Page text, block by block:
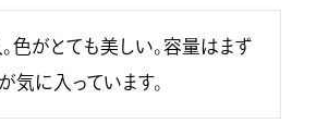
色がとても美しい。容量はまず
気に入っています。